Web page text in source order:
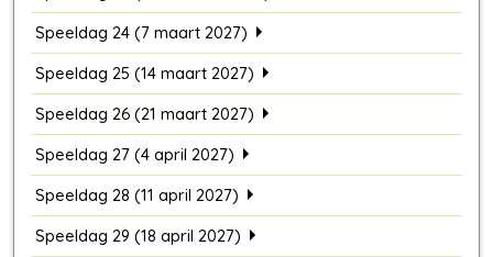
Speeldag 24 (7 maart 2027)
Speeldag 25 (14 maart 2027)
Speeldag 26 (21 maart 2027)
Speeldag 27 (4 april 2027)
Speeldag 28 (11 april 2027)
Speeldag 29 (18 april 2027)